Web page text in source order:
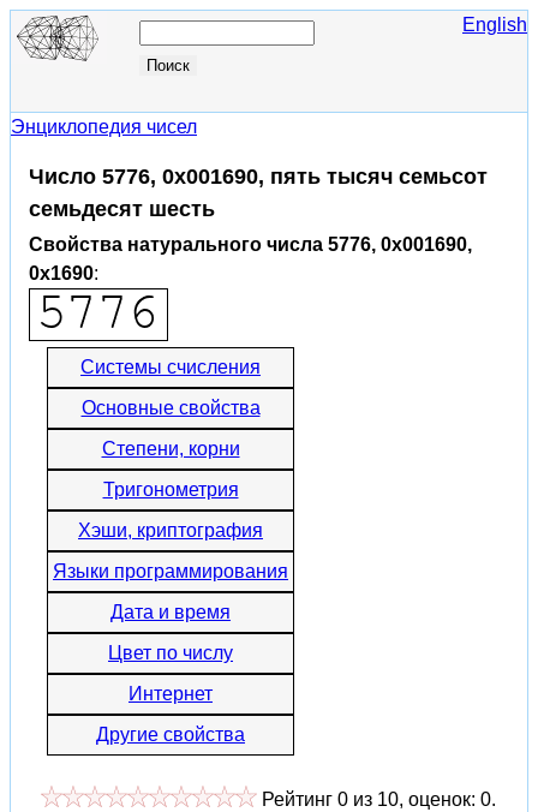
English
Энциклопедия чисел
Число 5776, 0x001690, пять тысяч семьсот
семьдесят шесть
Свойства натурального числа 5776, 0x001690,
0x1690:
Системы счисления
Основные свойства
Степени, корни
Тригонометрия
Хэши, криптография
Языки программирования
Дата и время
Цвет по числу
Интернет
Другие свойства
Рейтинг 0 из 10, оценок: 0.